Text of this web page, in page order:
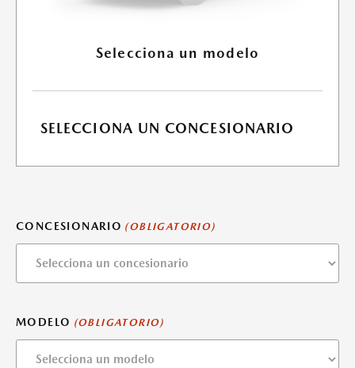
Selecciona un modelo
SELECCIONA UN CONCESIONARIO
CONCESIONARIO (OBLIGATORIO)
MODELO (OBLIGATORIO)